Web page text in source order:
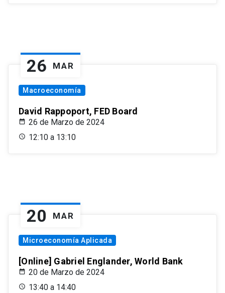
26 MAR
Macroeconomía
David Rappoport, FED Board
26 de Marzo de 2024
12:10 a 13:10
20 MAR
Microeconomía Aplicada
[Online] Gabriel Englander, World Bank
20 de Marzo de 2024
13:40 a 14:40